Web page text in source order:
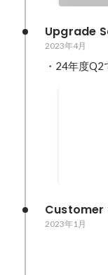
Upgrade
2023年4月
Customer
2023年1月